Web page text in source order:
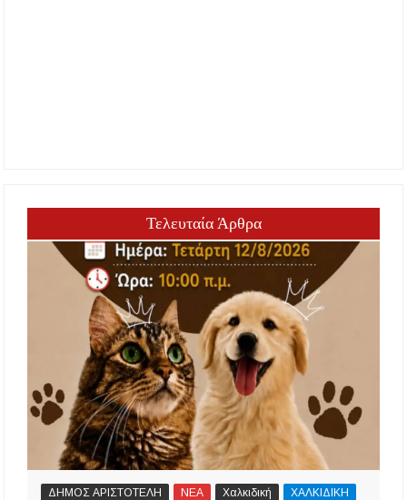
Τελευταία Άρθρα
ΔΗΜΟΣ ΑΡΙΣΤΟΤΕΛΗ ΝΕΑ Χαλκιδική ΧΑΛΚΙΔΙΚΗ